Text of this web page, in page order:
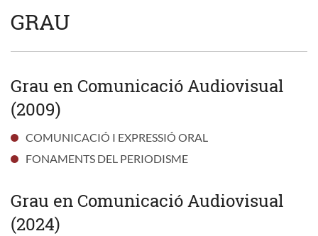
GRAU
Grau en Comunicació Audiovisual
(2009)
COMUNICACIÓ I EXPRESSIÓ ORAL
FONAMENTS DEL PERIODISME
Grau en Comunicació Audiovisual
(2024)